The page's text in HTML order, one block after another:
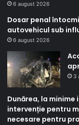
6 august 2026
Dosar penal
autovehicul sub
6 august 2026
3
Dunărea, la
intervenție pentru
necesare pentru